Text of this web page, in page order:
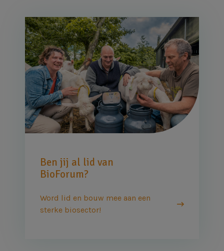
Afbeelding
Ben jij al lid van
BioForum?
Word lid en bouw mee aan een
sterke biosector!